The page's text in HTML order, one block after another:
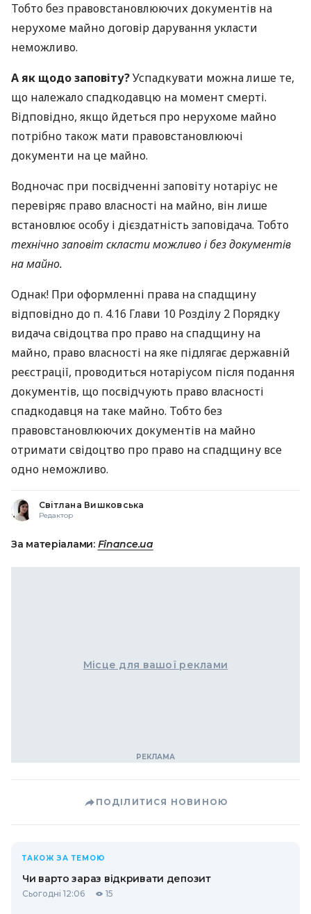
Тобто без правовстановлюючих документів на
нерухоме майно договір дарування укласти
неможливо.
А як щодо заповіту?Успадкувати можна лише те,
що належало спадкодавцю на момент смерті.
Відповідно, якщо йдеться про нерухоме майно
потрібно також мати правовстановлюючі
документи на це майно.
Водночас при посвідченні заповіту нотаріус не
перевіряє право власності на майно, він лише
встановлює особу і дієздатність заповідача. Тобто
технічно заповіт скласти можливо і без документів
на майно.
Однак! При оформленні права на спадщину
відповідно до п. 4.16 Глави 10 Розділу 2 Порядку
видача свідоцтва про право на спадщину на
майно, право власності на яке підлягає державній
реєстрації, проводиться нотаріусом після подання
документів, що посвідчують право власності
спадкодавця на таке майно. Тобто без
правовстановлюючих документів на майно
отримати свідоцтво про право на спадщину все
одно неможливо.
Світлана Вишковська
Редактор
За матеріалами: Finance.ua
Місце для вашої реклами
ПОДІЛИТИСЯ НОВИНОЮ
ТАКОЖ ЗА ТЕМОЮ
Чи варто зараз відкривати депозит
Сьогодні 12:06 15